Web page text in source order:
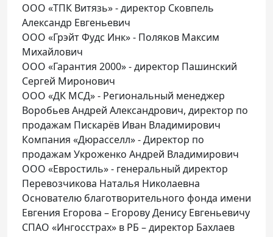
ООО «ТПК Витязь» - директор Сковпель
Александр Евгеньевич
ООО «Грэйт Фудс Инк» - Поляков Максим
Михайлович
ООО «Гарантия 2000» - директор Пашинский
Сергей Миронович
ООО «ДК МСД» - Региональный менеджер
Воробьев Андрей Александрович, директор по
продажам Пискарёв Иван Владимирович
Компания «Дюрасселл» - Директор по
продажам Укроженко Андрей Владимирович
ООО «Евростиль» - генеральный директор
Перевозчикова Наталья Николаевна
Основателю благотворительного фонда имени
Евгения Егорова – Егорову Денису Евгеньевичу
СПАО «Ингосстрах» в РБ – директор Бахлаев